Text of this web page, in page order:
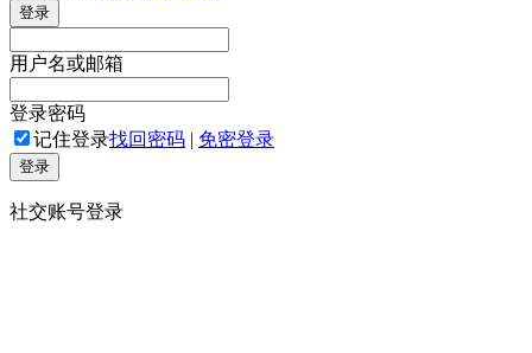
登录
用户名或邮箱
登录密码
记住登录找回密码 | 免密登录
登录
社交账号登录